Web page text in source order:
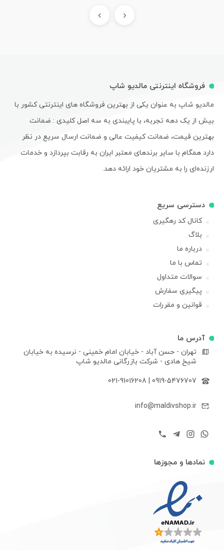
‹
›
فروشگاه اینترنتی مالدیو شاپ
مالدیو شاپ به عنوان یکی از بهترین فروشگاه های اینترنتی کشور با
بیش از یک دهه تجربه، با پایبندی به سه اصل کلیدی : ضمانت
بهترین قیمت، ضمانت کیفیت عالی و ضمانت ارسال سریع در نظر
دارد همگام با سایر برندهای معتبر ایران به رقابت بپردازد و خدمات
ارزنده‌ای را به مشتریان خود ارائه دهد.
دسترسی سریع
کانال کد رهگیری
بلاگ
درباره ما
تماس با ما
سوالات متداول
پیگیری سفارش
قوانین و مقررات
آدرس ما
تهران - حسن آباد - خیابان امام خمینی - نرسیده به خیابان
شیخ هادی - شرکت بازرگانی مالدیو شاپ
0919-5476707
021-91016208
info@maldivshop.ir
نمادها و مجوزها